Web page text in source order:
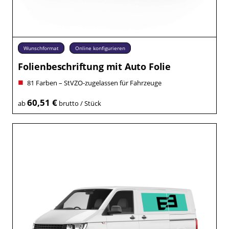
Wunschformat Online konfigurieren
Folienbeschriftung mit Auto Folie
81 Farben – StVZO-zugelassen für Fahrzeuge
ab60,51 €brutto / Stück